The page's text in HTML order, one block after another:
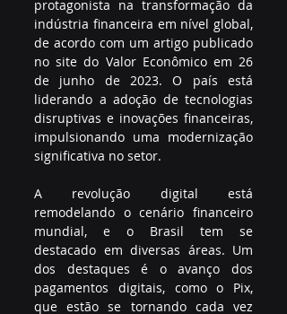
protagonista na transformação da
indústria financeira em nível global,
de acordo com um artigo publicado
no site do Valor Econômico em 26
de junho de 2023. O país está
liderando a adoção de tecnologias
disruptivas e inovações financeiras,
impulsionando uma modernização
significativa no setor.
A revolução digital está
remodelando o cenário financeiro
mundial, e o Brasil tem se
destacado em diversas áreas. Um
dos destaques é o avanço dos
pagamentos digitais, como o Pix,
que estão se tornando cada vez